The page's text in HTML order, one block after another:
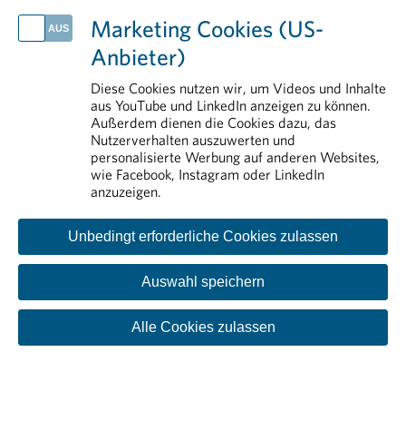
Arzneimittelmarkt
Pharmareferenten
Arzneimittelsicherheit
Rund um die Pharmaindustrie
Forschung & Entwicklung
Impressum
Disclaimer
Datenschutzinformation
Cookie-Einstellungen
Marketing Cookies (US-
Anbieter)
Diese Cookies nutzen wir, um Videos und Inhalte
aus YouTube und LinkedIn anzeigen zu können.
Außerdem dienen die Cookies dazu, das
Nutzerverhalten auszuwerten und
personalisierte Werbung auf anderen Websites,
wie Facebook, Instagram oder LinkedIn
anzuzeigen.
Unbedingt erforderliche Cookies zulassen
Auswahl speichern
Alle Cookies zulassen